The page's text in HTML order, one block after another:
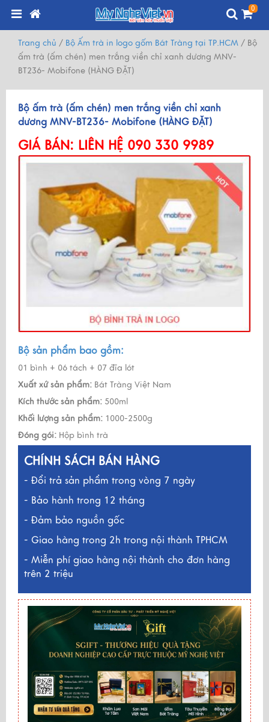
0
Trang chủ / Bộ Ấm trà in logo gốm Bát Tràng tại TP.HCM / Bộ
ấm trà (ấm chén) men trắng viền chỉ xanh dương MNV-
BT236- Mobifone (HÀNG ĐẶT)
Bộ ấm trà (ấm chén) men trắng viền chỉ xanh
dương MNV-BT236- Mobifone (HÀNG ĐẶT)
GIÁ BÁN: LIÊN HỆ 090 330 9989
Bộ sản phẩm bao gồm:
01 bình + 06 tách + 07 đĩa lót
Xuất xứ sản phẩm: Bát Tràng Việt Nam
Kích thước sản phẩm: 500ml
Khối lượng sản phẩm: 1000-2500g
Đóng gói: Hộp bình trà
CHÍNH SÁCH BÁN HÀNG
- Đổi trả sản phẩm trong vòng 7 ngày
- Bảo hành trong 12 tháng
- Đảm bảo nguồn gốc
- Giao hàng trong 2h trong nội thành TPHCM
- Miễn phí giao hàng nội thành cho đơn hàng
trên 2 triệu